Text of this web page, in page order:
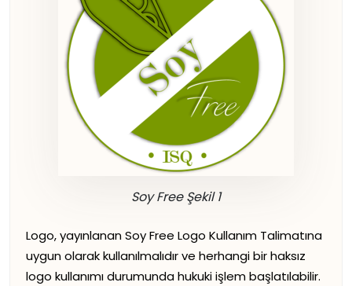
Soy Free Şekil 1
Logo, yayınlanan Soy Free Logo Kullanım Talimatına
uygun olarak kullanılmalıdır ve herhangi bir haksız
logo kullanımı durumunda hukuki işlem başlatılabilir.